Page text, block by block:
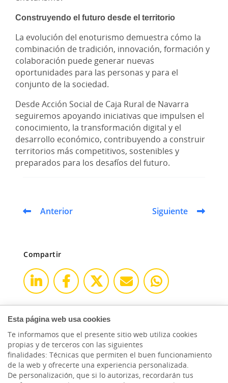
Esta página web usa cookies
Te informamos que el presente sitio web utiliza cookies
propias y de terceros con las siguientes
finalidades: Técnicas que permiten el buen funcionamiento
de la web y ofrecerte una experiencia personalizada.
De personalización, que si lo autorizas, recordarán tus
Construyendo el futuro desde el territorio
La evolución del enoturismo demuestra cómo la
combinación de tradición, innovación, formación y
colaboración puede generar nuevas
oportunidades para las personas y para el
conjunto de la sociedad.
Desde Acción Social de Caja Rural de Navarra
seguiremos apoyando iniciativas que impulsen el
conocimiento, la transformación digital y el
desarrollo económico, contribuyendo a construir
territorios más competitivos, sostenibles y
preparados para los desafíos del futuro.
Anterior Siguiente
Compartir